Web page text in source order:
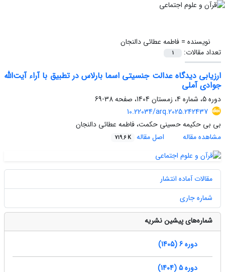
نویسنده =فاطمه عطائی دالنجان
تعداد مقالات:
1
ارزیابی دیدگاه عدالت جنسیتی اسما بارلاس در تطبیق با آراء آیت‌الله
جوادی آملی
دوره 5، شماره 4، زمستان 1404، صفحه
38-69
10.22034/arq.2025.242437
بی بی حکیمه حسینی حکمت، فاطمه عطائی دالنجان
مشاهده مقاله
اصل مقاله 719.6 K
مقالات آماده انتشار
شماره جاری
شماره‌های پیشین نشریه
دوره 6 (1405)
دوره 5 (1404)